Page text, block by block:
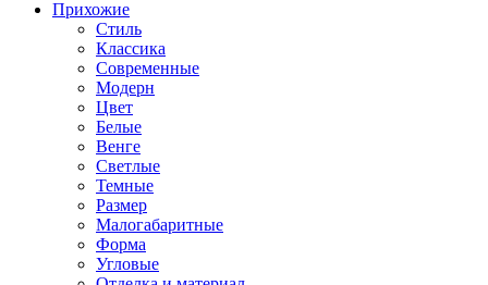
Прихожие
Стиль
Классика
Современные
Модерн
Цвет
Белые
Венге
Светлые
Темные
Размер
Малогабаритные
Форма
Угловые